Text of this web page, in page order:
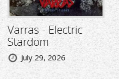
Varras - Electric
Stardom
July 29, 2026